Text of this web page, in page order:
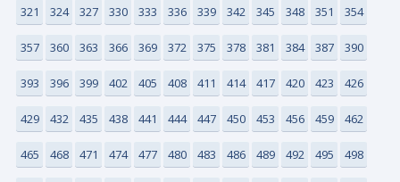
321 324 327 330 333 336 339 342 345 348 351 354
357 360 363 366 369 372 375 378 381 384 387 390
393 396 399 402 405 408 411 414 417 420 423 426
429 432 435 438 441 444 447 450 453 456 459 462
465 468 471 474 477 480 483 486 489 492 495 498